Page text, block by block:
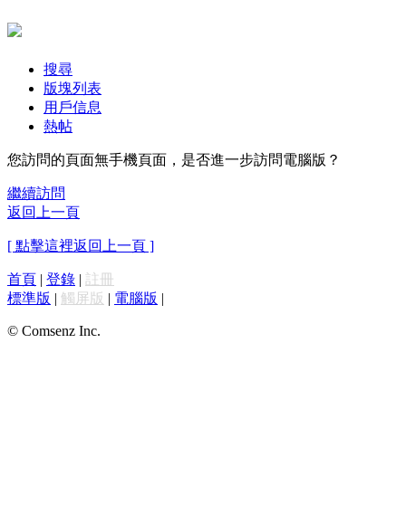
搜尋
版塊列表
用戶信息
熱帖
您訪問的頁面無手機頁面，是否進一步訪問電腦版？
繼續訪問
返回上一頁
[ 點擊這裡返回上一頁 ]
首頁 | 登錄 | 註冊
標準版 | 觸屏版 | 電腦版 |
© Comsenz Inc.